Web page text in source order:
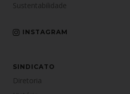
Sustentabilidade
INSTAGRAM
SINDICATO
Diretoria